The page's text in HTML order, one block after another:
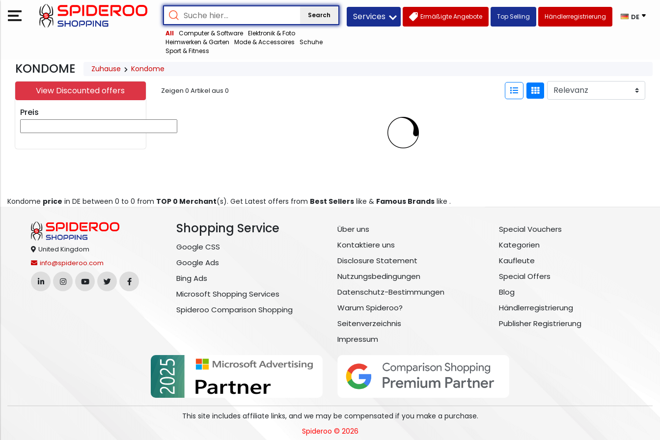
Search
All Computer & Software Elektronik & Foto
Heimwerken & Garten
Mode & Accessoires
Schuhe
Sport & Fitness
Services Ermäßigte Angebote Top Selling Händlerregistrierung DE
KONDOME Zuhause Kondome
View Discounted offers
Preis
Zeigen 0 Artikel aus 0
Kondome price in DE between 0 to 0 from TOP 0 Merchant(s). Get Latest offers from Best Sellers like & Famous Brands like .
United Kingdom
info@spideroo.com
Shopping Service
Google CSS
Google Ads
Bing Ads
Microsoft Shopping Services
Spideroo Comparison Shopping
Über uns
Kontaktiere uns
Disclosure Statement
Nutzungsbedingungen
Datenschutz-Bestimmungen
Warum Spideroo?
Seitenverzeichnis
Impressum
Special Vouchers
Kategorien
Kaufleute
Special Offers
Blog
Händlerregistrierung
Publisher Registrierung
This site includes affiliate links, and we may be compensated if you make a purchase.
Spideroo © 2026